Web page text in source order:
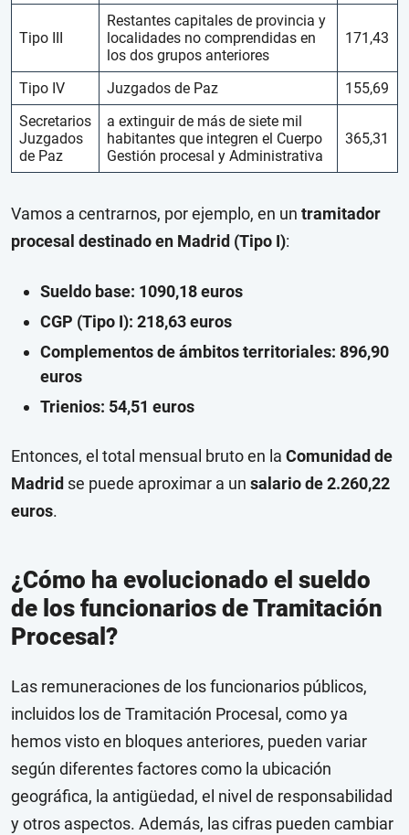
Tipo III
Restantes capitales de provincia y
localidades no comprendidas en
los dos grupos anteriores
171,43
Tipo IV Juzgados de Paz
155,69
Secretarios
Juzgados
de Paz
a extinguir de más de siete mil
habitantes que integren el Cuerpo
Gestión procesal y Administrativa
365,31
Vamos a centrarnos, por ejemplo, en un tramitador
procesal destinado en Madrid (Tipo I):
Sueldo base: 1090,18 euros
CGP (Tipo I): 218,63 euros
Complementos de ámbitos territoriales: 896,90
euros
Trienios: 54,51 euros
Entonces, el total mensual bruto en la Comunidad de
Madrid se puede aproximar a un salario de 2.260,22
euros.
¿Cómo ha evolucionado el sueldo
de los funcionarios de Tramitación
Procesal?
Las remuneraciones de los funcionarios públicos,
incluidos los de Tramitación Procesal, como ya
hemos visto en bloques anteriores, pueden variar
según diferentes factores como la ubicación
geográfica, la antigüedad, el nivel de responsabilidad
y otros aspectos. Además, las cifras pueden cambiar